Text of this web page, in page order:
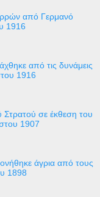
από Γερμανό
1916
από τις δυνάμεις
1916
Στρατού σε έκθεση του
1907
άγρια από τους
1898